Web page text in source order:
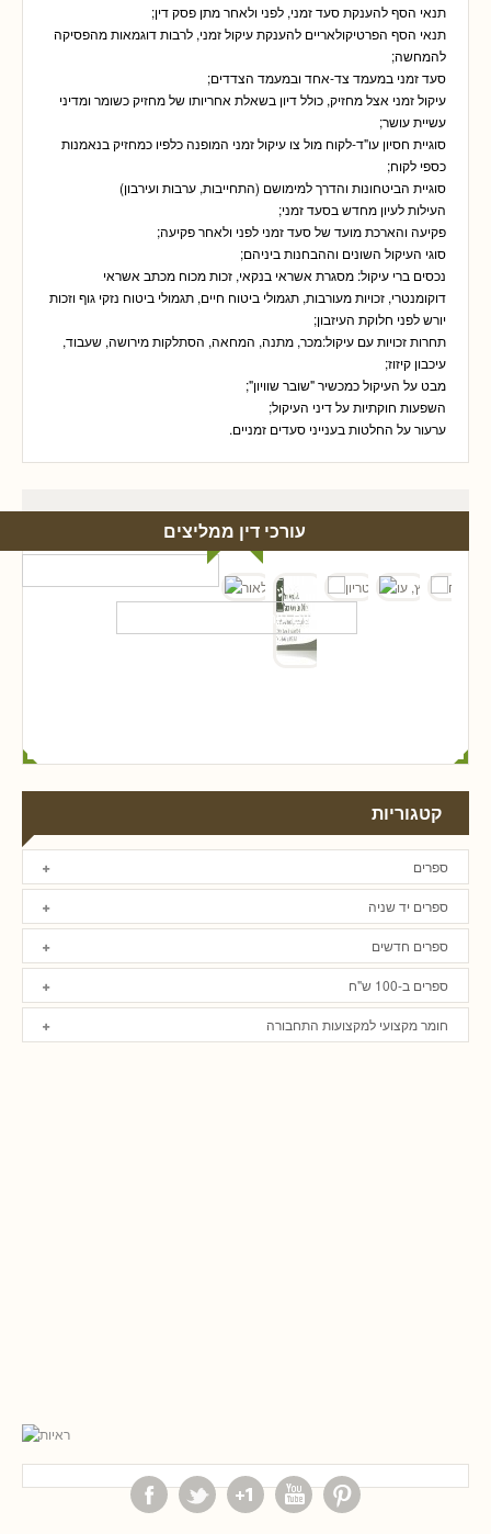
תנאי הסף להענקת סעד זמני, לפני ולאחר מתן פסק דין;
תנאי הסף הפרטיקולאריים להענקת עיקול זמני, לרבות דוגמאות מהפסיקה
להמחשה;
סעד זמני במעמד צד-אחד ובמעמד הצדדים;
עיקול זמני אצל מחזיק, כולל דיון בשאלת אחריותו של מחזיק כשומר ומדיני
עשיית עושר;
סוגיית חסיון עו"ד-לקוח מול צו עיקול זמני המופנה כלפיו כמחזיק בנאמנות
כספי לקוח;
סוגיית הביטחונות והדרך למימושם (התחייבות, ערבות ועירבון)
העילות לעיון מחדש בסעד זמני;
פקיעה והארכת מועד של סעד זמני לפני ולאחר פקיעה;
סוגי העיקול השונים וההבחנות ביניהם;
נכסים ברי עיקול: מסגרת אשראי בנקאי, זכות מכוח מכתב אשראי
דוקומנטרי, זכויות מעורבות, תגמולי ביטוח חיים, תגמולי ביטוח נזקי גוף וזכות
יורש לפני חלוקת העיזבון;
תחרות זכויות עם עיקול:מכר, מתנה, המחאה, הסתלקות מירושה, שעבוד,
עיכבון קיזוז;
מבט על העיקול כמכשיר "שובר שוויון";
השפעות חוקתיות על דיני העיקול;
ערעור על החלטות בענייני סעדים זמניים.
עורכי דין ממליצים
קטגוריות
ספרים
ספרים יד שניה
ספרים חדשים
ספרים ב-100 ש"ח
חומר מקצועי למקצועות התחבורה